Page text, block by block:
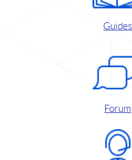
Guides
Forum